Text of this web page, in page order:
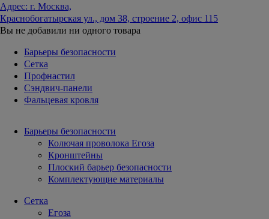
Адрес: г. Москва,
Краснобогатырская ул., дом 38, строение 2, офис 115
Вы не добавили ни одного товара
Барьеры безопасности
Сетка
Профнастил
Сэндвич-панели
Фальцевая кровля
Барьеры безопасности
Колючая проволока Егоза
Кронштейны
Плоский барьер безопасности
Комплектующие материалы
Сетка
Егоза